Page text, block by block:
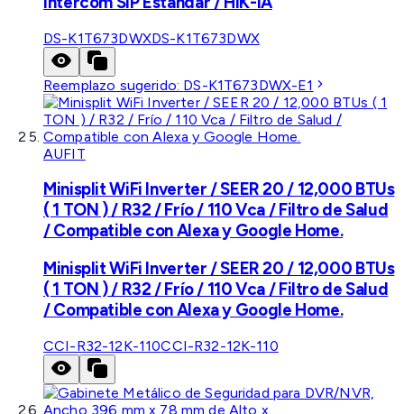
DS-K1T673DWXDS-K1T673DWX
Reemplazo sugerido: DS-K1T673DWX-E1
AUFIT
Minisplit WiFi Inverter / SEER 20 / 12,000 BTUs
( 1 TON ) / R32 / Frío / 110 Vca / Filtro de Salud
/ Compatible con Alexa y Google Home.
Minisplit WiFi Inverter / SEER 20 / 12,000 BTUs
( 1 TON ) / R32 / Frío / 110 Vca / Filtro de Salud
/ Compatible con Alexa y Google Home.
CCI-R32-12K-110CCI-R32-12K-110